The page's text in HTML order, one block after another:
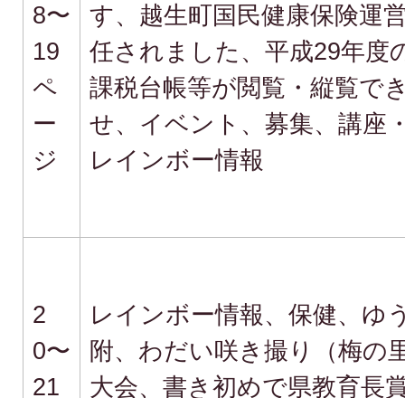
8〜
19
ペ
ー
ジ
す、越生町国民健康保険運
任されました、平成29年度
課税台帳等が閲覧・縦覧で
せ、イベント、募集、講座
レインボー情報
2
0〜
21
レインボー情報、保健、ゆ
附、わだい咲き撮り（梅の
大会、書き初めで県教育長